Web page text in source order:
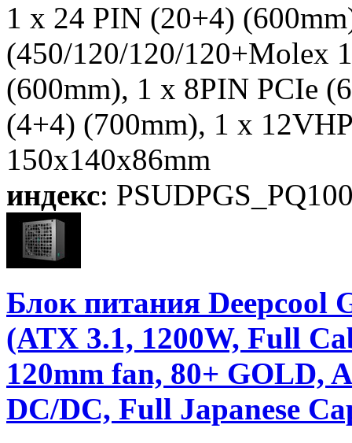
1 x 24 PIN (20+4)
(450/120/120/120+Molex
(600mm), 1 x 8PIN PCIe
(4+4) (700mm), 1 x
150x140x86mm
индекс:
Блок питания Deepcool
(ATX 3.1, 1200W, Full
120mm fan, 80+ GOLD,
DC/DC, Full Japanese